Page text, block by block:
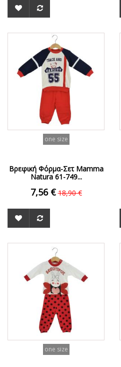
one size
Βρεφική Φόρμα-Σετ Mamma
Natura 61-749...
7,56 € 18,90 €
one size